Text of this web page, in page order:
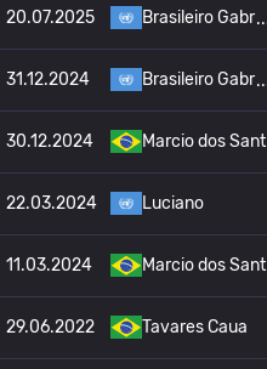
20.07.2025 Brasileiro Gabr
31.12.2024 Brasileiro Gabr
30.12.2024 Marcio dos Sant
22.03.2024 Luciano
11.03.2024 Marcio dos Sant
29.06.2022 Tavares Caua